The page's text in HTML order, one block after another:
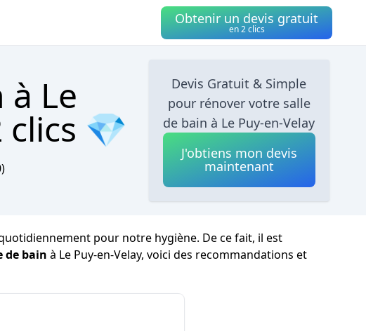
Obtenir un devis gratuit
en 2 clics
Le
clics 💎
Devis Gratuit & Simple
pour rénover votre salle
de bain à Le Puy-en-Velay
J'obtiens mon devis
maintenant
pour notre hygiène. De ce fait, il est
de bain à Le Puy-en-Velay, voici des recommandations et